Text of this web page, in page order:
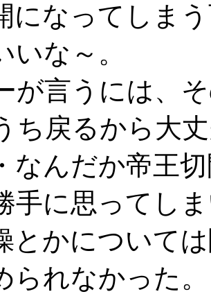
になってしま
いな～。
が言うには、
ち戻るから大
なんだか帝王
手に思ってし
とかについて
られなかった